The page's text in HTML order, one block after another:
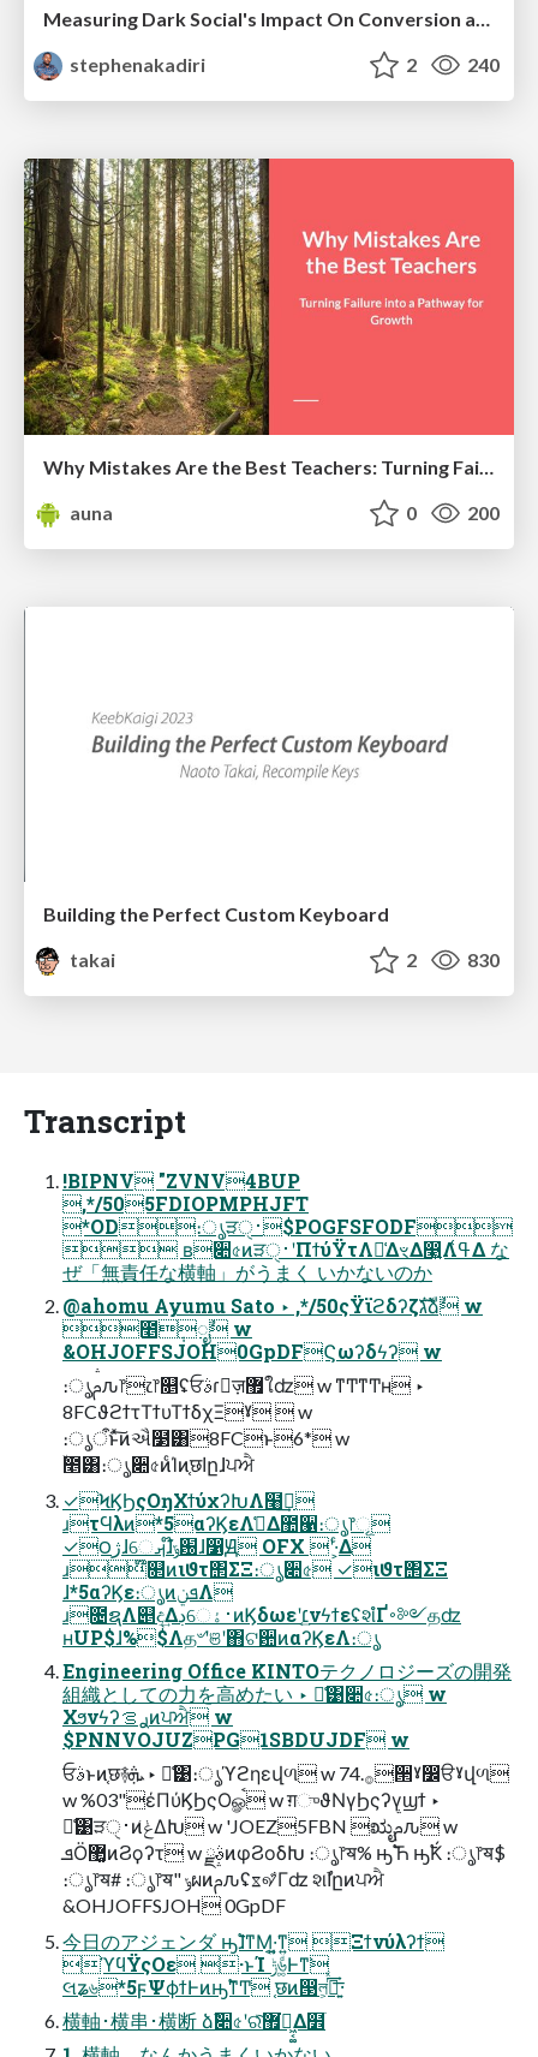
Measuring Dark Social's Impact On Conversion and Attribution
stephenakadiri
2 240
auna
0 200
Building the Perfect Custom Keyboard
takai
2 830
Transcript
!BIPNV "ZVNV4BUP
,*/505FDIOPMPHJFT
*OD։ൃੜ࢈ੑ$POGFSFODF
 ʙ૊৫ͷੜ࢈ੑʹΠϯύΫτΛ༩͑ΔৼΔ෣͍Λߟ͑Δ な
ぜ「無責任な横軸」がうまく いかないのか
@ahomu Ayumu Sato ‣ ,*/50ςΫϊϩδʔζגࣜձࣾ w
೥݄ೖࣾ w
&OHJOFFSJOH0GpDFϚωʔδϟʔ w
։ൃࢧԉ෦෭෦௕ʢਓࣄɾٕज़޿ใʣ w ͳͲͳͲʜ ‣
8FCϑϩϯτΤϯυΤϯδχΞˠ  w
։ൃऀͱͯ͠ͷઐ໳͸8FCͱ6* w
ۙ೥͸։ൃ૊৫ͷͨΊͷ֤छاըɺਪਐ
✓ϞϏϦςΟŋΧϯύχʔԽΛ໨ࢦ͢
ɹτϤλͷ*5αʔϏεΛࢧ͑Δ಺੡։ൃ෦ୂ
✓౦ژɺେࡕɺ໊ݹ԰ɺ෱Ԭ OFX ʹ·͕ͨΔ
ɹ໊௒ͷιϑτ΢ΣΞ։ൃ૊৫ ✓ιϑτ΢ΣΞ
ɺ*5αʔϏε։ൃͷܦݧΛ
ɹ೔ຊΛ୅ද͢Δڊେ࢈ۀͷϏδωεʹ׆͔͢νϟϯεʢશํҐ࠾༻தʣ
ʜUP$ɺ%$Λத৺ʹଞʹ΋ଟ਺ͷαʔϏεΛ։ൃ
Engineering Office KINTOテクノロジーズの開発
組織としての⼒を⾼めたい ‣ ྫ͑͹૊৫։ൃ w
Χϧνϟʔࢪࡦͷਪਐ w
$PNNVOJUZPG1SBDUJDF w
ਓࣄͱͷ֤छ࿈ܞ ‣ ྫ͑͹։ൃϓϩηεվળ w 74.࡞੒ˠ෼ੳˠվળ
w %03"έΠύϏϦςΟௐࠪ w ग़ுϑΝγϦςʔγϣϯ ‣
ྫ͑͹ੜ࢈ੑͷݟ͑ΔԽ w 'JOEZ5FBN ಋೖࢧԉ w
ܦӦ޲͚ͷϨϙʔτ w ࣄྫͷφϨοδԽ ։ൃ෦ॺ% ԣ࣠Ћ ԣ࣠Ќ ։ൃ෦ॺ$
։ൃ෦ॺ# ։ൃ෦ॺ" ݸผͷࢧԉʢೱ୶͋Γʣ શࣾاըͷਪਐ
&OHJOFFSJOH 0GpDF
今⽇のアジェンダ ԣ࣠ɺͳΜ͔͏·͍͔͘ͳ͍ Ξϯνύλʔϯ
ϓϥΫςΟε ·ͱΊ ݱ৬͚ͩͰͳ͘
લʑ৬*5ϝΨϕϯͰͷԣ࣠ͳͲ ֤छͷ൓ল͕͍ࠞͬͯ͟·͢
横軸･横串･横断 ձࣾ૊৫ʹରͯ͠޿͘ಇ͖͔͚Δ໾ׂ